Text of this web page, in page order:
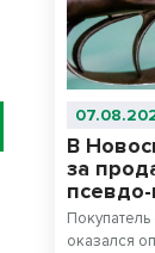
В
за
оказался